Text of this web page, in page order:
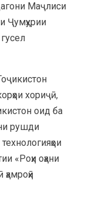
Маҷлиси
Ҷумҳурии
хориҷӣ,
оид ба
рушди
«Роҳи оҳани